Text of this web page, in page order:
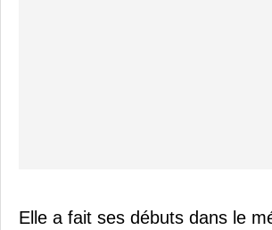
Elle a fait ses débuts dans le